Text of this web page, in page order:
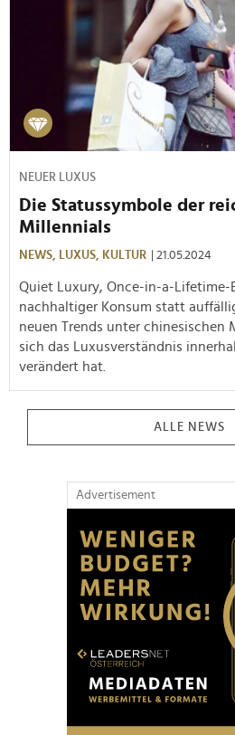
NEUER LUXUS
Die Statussymbole der
Millennials
NEWS, LUXUS, KULTUR | 21.05.2024
Quiet Luxury, Once-in-a-Lifetime-
nachhaltiger Konsum statt
neuen Trends unter chinesischen
sich das Luxusverständnis
verändert hat.
ALLE NEWS
Advertisement